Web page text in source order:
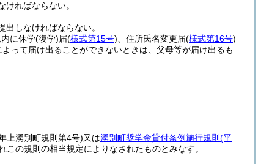
ければならない。
しなければならない。
に休学(復学)届(様式第15号) 、住所氏名変更届(様式第16号)
って届け出ることができないときは、父母等が届け出るも
上湧別町規則第4号)又は湧別町奨学金貸付条例施行規則 (平
の規則の相当規定によりなされたものとみなす。